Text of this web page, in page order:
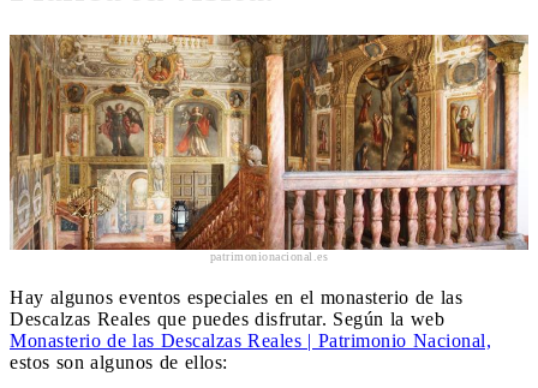
patrimonionacional.es
Hay algunos eventos especiales en el monasterio de las
Descalzas Reales que puedes disfrutar. Según la web
Monasterio de las Descalzas Reales | Patrimonio Nacional,
estos son algunos de ellos: